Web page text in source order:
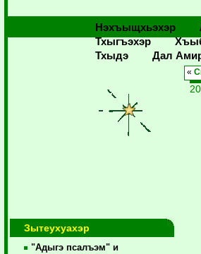
Нэхъыщхьэхэр
Тхыгъэхэр
Тхыдэ
Дал
Зытеухуахэр
"Адыгэ псалъэм" и
«